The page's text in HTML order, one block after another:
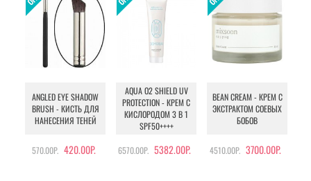
ANGLED EYE SHADOW
BRUSH - КИСТЬ ДЛЯ
НАНЕСЕНИЯ ТЕНЕЙ
570.00Р. 420.00Р.
AQUA O2 SHIELD UV
PROTECTION - КРЕМ С
КИСЛОРОДОМ 3 В 1
SPF50++++
6570.00Р. 5382.00Р.
BEAN CREAM - КРЕМ С
ЭКСТРАКТОМ СОЕВЫХ
БОБОВ
4510.00Р. 3700.00Р.